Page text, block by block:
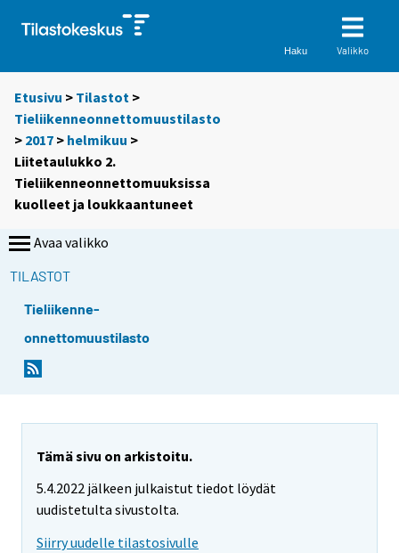
Haku Valikko
Etusivu > Tilastot >
Tieliikenneonnettomuustilasto
> 2017 > helmikuu >
Liitetaulukko 2.
Tieliikenneonnettomuuksissa
kuolleet ja loukkaantuneet
Avaa valikko
TILASTOT
Tieliikenne-
onnettomuustilasto
Tämä sivu on arkistoitu.
5.4.2022 jälkeen julkaistut tiedot löydät
uudistetulta sivustolta.
Siirry uudelle tilastosivulle